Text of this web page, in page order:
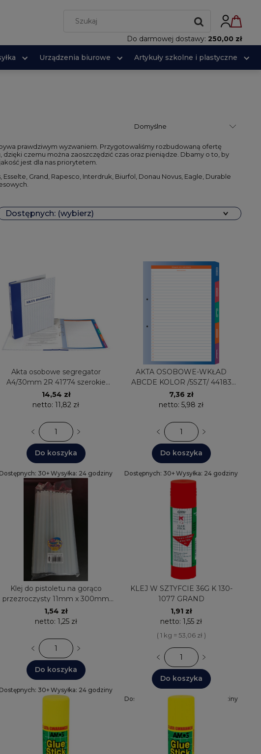
Do darmowej dostawy: 250,00 zł
Urządzenia biurowe Artykuły szkolne i plastyczne
prawdziwym wyzwaniem. Przygotowaliśmy rozbudowaną ofertę
czemu można zaoszczędzić czas oraz pieniądze. Dbamy o to, by
jest dla nas priorytetem.
Grand, Rapesco, Interdruk, Biurfol, Donau Novus, Eagle, Durable
Dostępnych: (wybierz)
Akta osobowe segregator
A4/30mm 2R 41774 szerokie
FILE
14,54 zł
netto: 11,82 zł
Do koszyka
Dostępnych: 30+ Wysyłka: 24 godziny
AKTA OSOBOWE-WKŁAD
ABCDE KOLOR /5SZT/ 44183
FILE
7,36 zł
netto: 5,98 zł
Do koszyka
Dostępnych: 30+ Wysyłka: 24 godziny
Klej do pistoletu na gorąco
przezroczysty 11mm x 300mm
PAS-2996 PASTELLO
1,54 zł
netto: 1,25 zł
Do koszyka
Dostępnych: 30+ Wysyłka: 24 godziny
KLEJ W SZTYFCIE 36G K 130-
1077 GRAND
1,91 zł
netto: 1,55 zł
( 1 kg = 53,06 zł )
Do koszyka
Dostępnych: 30+Wysyłka: 24 godziny